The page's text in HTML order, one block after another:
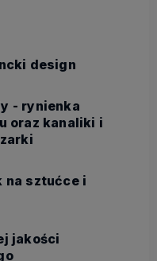
design
- rynienka
oraz kanaliki i
na sztućce i
jakości